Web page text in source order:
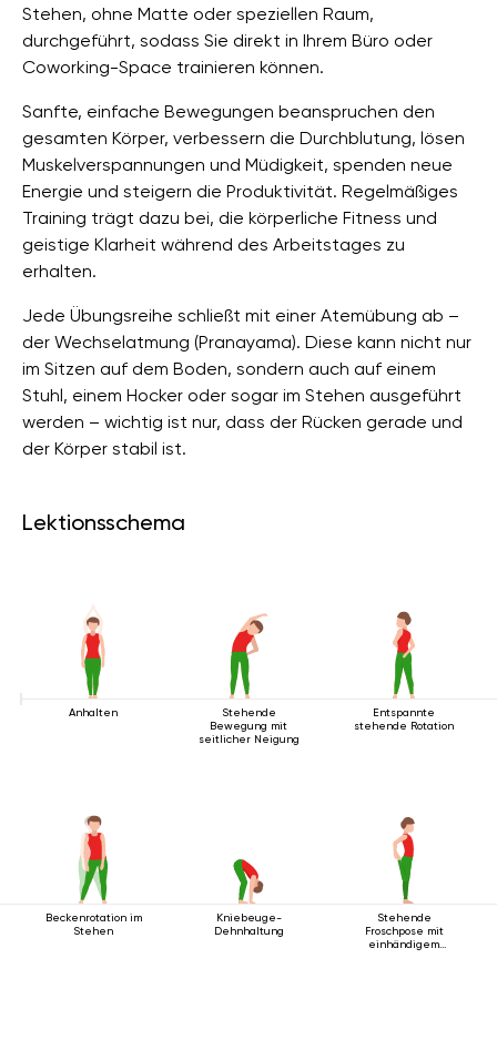
Stehen, ohne Matte oder speziellen Raum,
durchgeführt, sodass Sie direkt in Ihrem Büro oder
Coworking-Space trainieren können.
Sanfte, einfache Bewegungen beanspruchen den
gesamten Körper, verbessern die Durchblutung, lösen
Muskelverspannungen und Müdigkeit, spenden neue
Energie und steigern die Produktivität. Regelmäßiges
Training trägt dazu bei, die körperliche Fitness und
geistige Klarheit während des Arbeitstages zu
erhalten.
Jede Übungsreihe schließt mit einer Atemübung ab –
der Wechselatmung (Pranayama). Diese kann nicht nur
im Sitzen auf dem Boden, sondern auch auf einem
Stuhl, einem Hocker oder sogar im Stehen ausgeführt
werden – wichtig ist nur, dass der Rücken gerade und
der Körper stabil ist.
Lektionsschema
Anhalten
Stehende
Bewegung mit
seitlicher Neigung
Entspannte
stehende Rotation
Beckenrotation im
Stehen
Kniebeuge-
Dehnhaltung
Stehende
Froschpose mit
einhändigem